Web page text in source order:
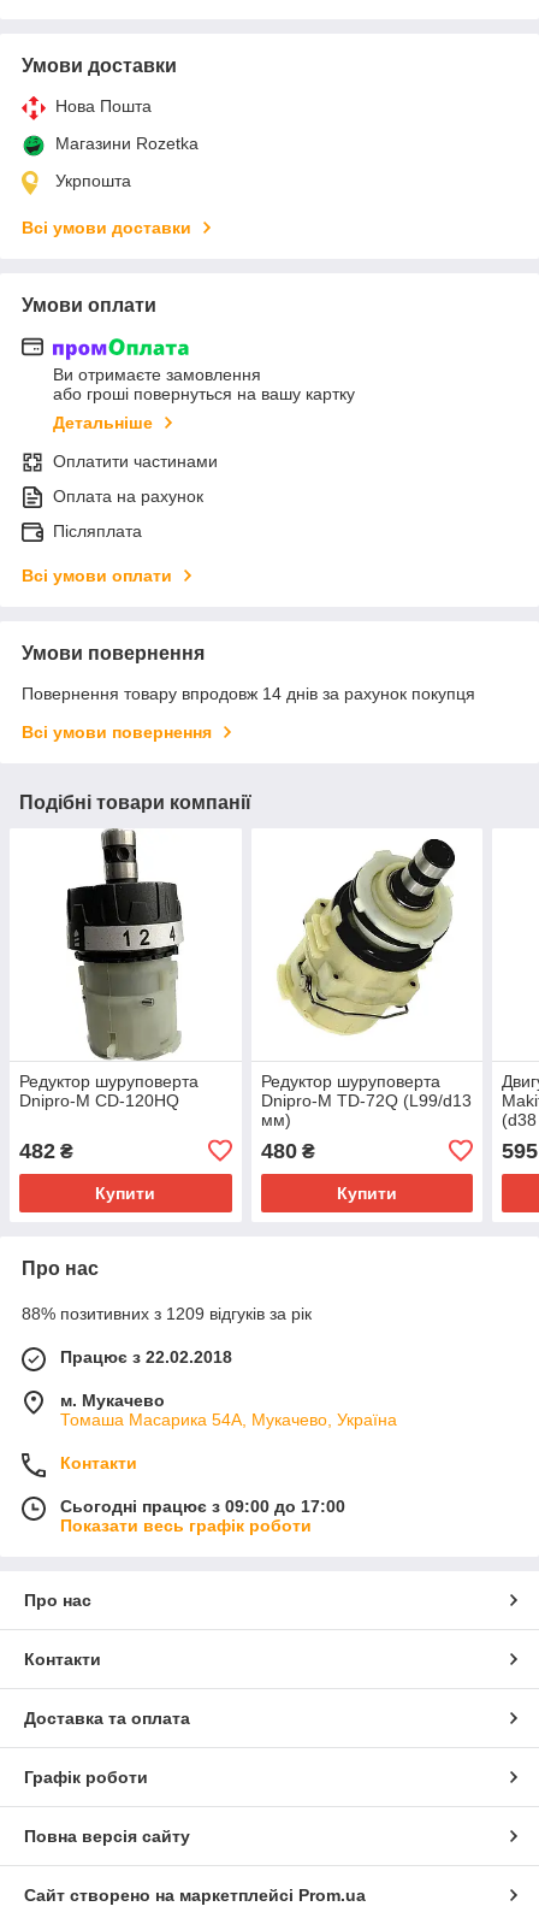
Умови доставки
Нова Пошта
Магазини Rozetka
Укрпошта
Всі умови доставки
Умови оплати
Ви отримаєте замовлення
або гроші повернуться на вашу картку
Детальніше
Оплатити частинами
Оплата на рахунок
Післяплата
Всі умови оплати
Умови повернення
Повернення товару впродовж 14 днів за рахунок покупця
Всі умови повернення
Подібні товари компанії
Редуктор шуруповерта
Dnipro-M CD-120HQ
482 ₴
Купити
Редуктор шуруповерта
Dnipro-M TD-72Q (L99/d13
мм)
480₴
Купити
595
Про нас
88% позитивних з 1209 відгуків за рік
Працює з 22.02.2018
м. Мукачево
Томаша Масарика 54А, Мукачево, Україна
Контакти
Сьогодні працює з 09:00 до 17:00
Показати весь графік роботи
Про нас
Контакти
Доставка та оплата
Графік роботи
Повна версія сайту
Сайт створено на маркетплейсі Prom.ua